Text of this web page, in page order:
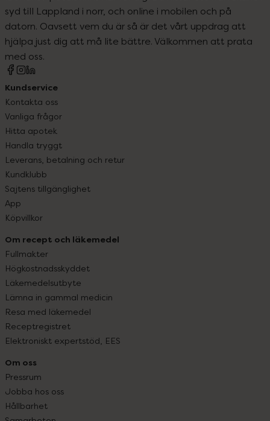
syd till Lappland i norr, och online i mobilen och på
datorn. Oavsett vem du är så är det vårt uppdrag att
hjälpa just dig att må lite bättre. Välkommen att prata
med oss.
Kundservice
Kontakta oss
Vanliga frågor
Hitta apotek
Handla tryggt
Leverans, betalning och retur
Kundklubb
Sajtens tillgänglighet
App
Köpvillkor
Om recept och läkemedel
Fullmakter
Högkostnadsskyddet
Läkemedelsutbyte
Lämna in gammal medicin
Resa med läkemedel
Receptregistret
Elektroniskt expertstöd, EES
Om oss
Pressrum
Jobba hos oss
Hållbarhet